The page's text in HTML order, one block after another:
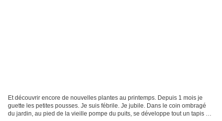
Et découvrir encore de nouvelles plantes au printemps. Depuis 1 mois je
guette les petites pousses. Je suis fébrile. Je jubile. Dans le coin ombragé
du jardin, au pied de la vieille pompe du puits, se développe tout un tapis de